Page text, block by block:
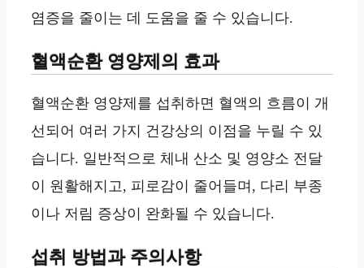
염증을 줄이는 데 도움을 줄 수 있습니다.
혈액순환 영양제의 효과
혈액순환 영양제를 섭취하면 혈액의 흐름이 개
선되어 여러 가지 건강상의 이점을 누릴 수 있
습니다. 일반적으로 체내 산소 및 영양소 전달
이 원활해지고, 피로감이 줄어들며, 다리 부종
이나 저림 증상이 완화될 수 있습니다.
섭취 방법과 주의사항